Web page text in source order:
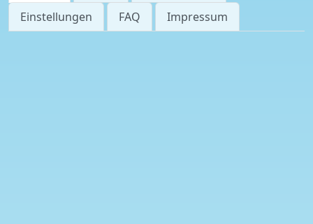
Einstellungen
FAQ Impressum